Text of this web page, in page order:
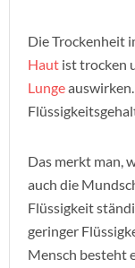
Die Trockenheit
Haut ist trocken
Lunge
Das merkt man,
auch die
Flüssigkeit
geringer
Mensch besteht